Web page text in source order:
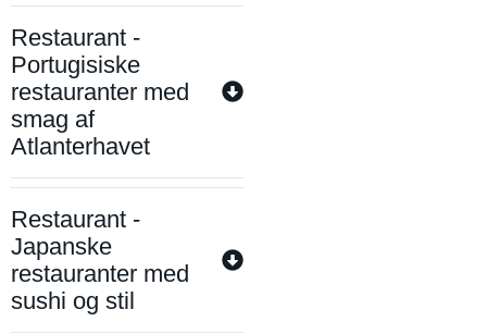
Restaurant -
Portugisiske
restauranter med
smag af
Atlanterhavet
Restaurant -
Japanske
restauranter med
sushi og stil